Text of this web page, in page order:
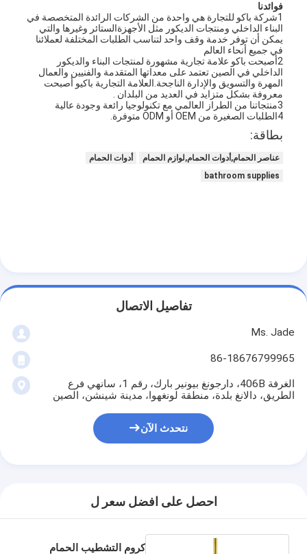
فيديوهات
فوائدنا
1شركة باكو للتجارة هي واحدة من الشركات الرائدة المتخصصة في
البناء الداخلي ومنتجات الديكور مثل الأجهزةالستائر وغيرها والتي
يمكن أن توفر خدمة وقف واحد لتناسب الطلبات المختلفة لعملائنا
في جميع أنحاء العالم
2أصبحت باكو علامة تجارية مشهورة لمنتجات البناء والديكور
الداخلي في الصين تعتمد على معداتها المتقدمة والفنيين والعمال
المهرة والتسويق والإدارة الناجحة.العلامة التجارية باكيو أصبحت
معروفة بشكل متزايد في العديد من البلدان .
3منتجاتنا من الطراز العالمي مع تكنولوجيا رائعة وجودة عالية
4الطلبات الصغيرة من OEM أو ODM متوفرة.
بطاقة:
عناصر الحمام,أدوات الحمام,لوازم الحمام
أدوات الحمام
bathroom supplies
تفاصيل الاتصال
Ms. Jade
86-18676799965
الغرفة 406B، دارجونغ بيونير بارك، رقم 1، سانهي فرع
الطريق، دالانغ بلدة، منطقة لونغهوا، مدينة شينشن، الصين
نتحدث الآن
احصل على افضل سعر ل
كروم التشطيب الحمام